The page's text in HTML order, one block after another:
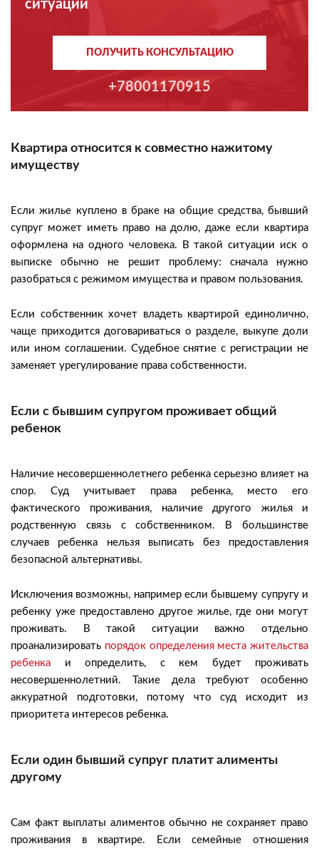
ситуации
ПОЛУЧИТЬ КОНСУЛЬТАЦИЮ
+78001170915
Квартира относится к совместно нажитому
имуществу
Если жилье куплено в браке на общие средства, бывший
супруг может иметь право на долю, даже если квартира
оформлена на одного человека. В такой ситуации иск о
выписке обычно не решит проблему: сначала нужно
разобраться с режимом имущества и правом пользования.
Если собственник хочет владеть квартирой единолично,
чаще приходится договариваться о разделе, выкупе доли
или ином соглашении. Судебное снятие с регистрации не
заменяет урегулирование права собственности.
Если с бывшим супругом проживает общий
ребенок
Наличие несовершеннолетнего ребенка серьезно влияет на
спор. Суд учитывает права ребенка, место его
фактического проживания, наличие другого жилья и
родственную связь с собственником. В большинстве
случаев ребенка нельзя выписать без предоставления
безопасной альтернативы.
Исключения возможны, например если бывшему супругу и
ребенку уже предоставлено другое жилье, где они могут
проживать. В такой ситуации важно отдельно
проанализировать порядок определения места жительства
ребенка и определить, с кем будет проживать
несовершеннолетний. Такие дела требуют особенно
аккуратной подготовки, потому что суд исходит из
приоритета интересов ребенка.
Если один бывший супруг платит алименты
другому
Сам факт выплаты алиментов обычно не сохраняет право
проживания в квартире. Если семейные отношения